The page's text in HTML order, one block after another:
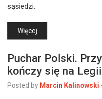
sąsiedzi.
Więcej
Puchar Polski.
kończy się na Legii
Posted by Marcin Kalinowski -